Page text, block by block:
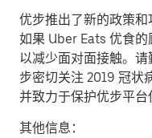
优步推出了新的政策和
如果 Uber Eats 优食的
以减少面对面接触。
步密切关注 2019 冠状
并致力于保护优步平台
其他信息：